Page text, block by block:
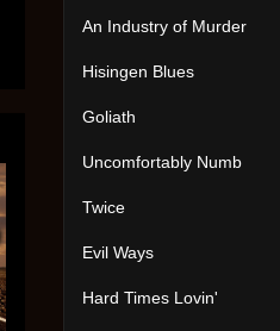
An Industry of Murder
Hisingen Blues
Goliath
Uncomfortably Numb
Twice
Evil Ways
Hard Times Lovin'